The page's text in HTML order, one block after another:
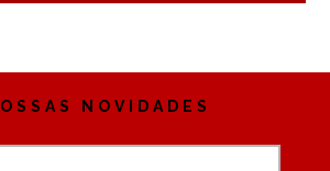
NOVIDADES